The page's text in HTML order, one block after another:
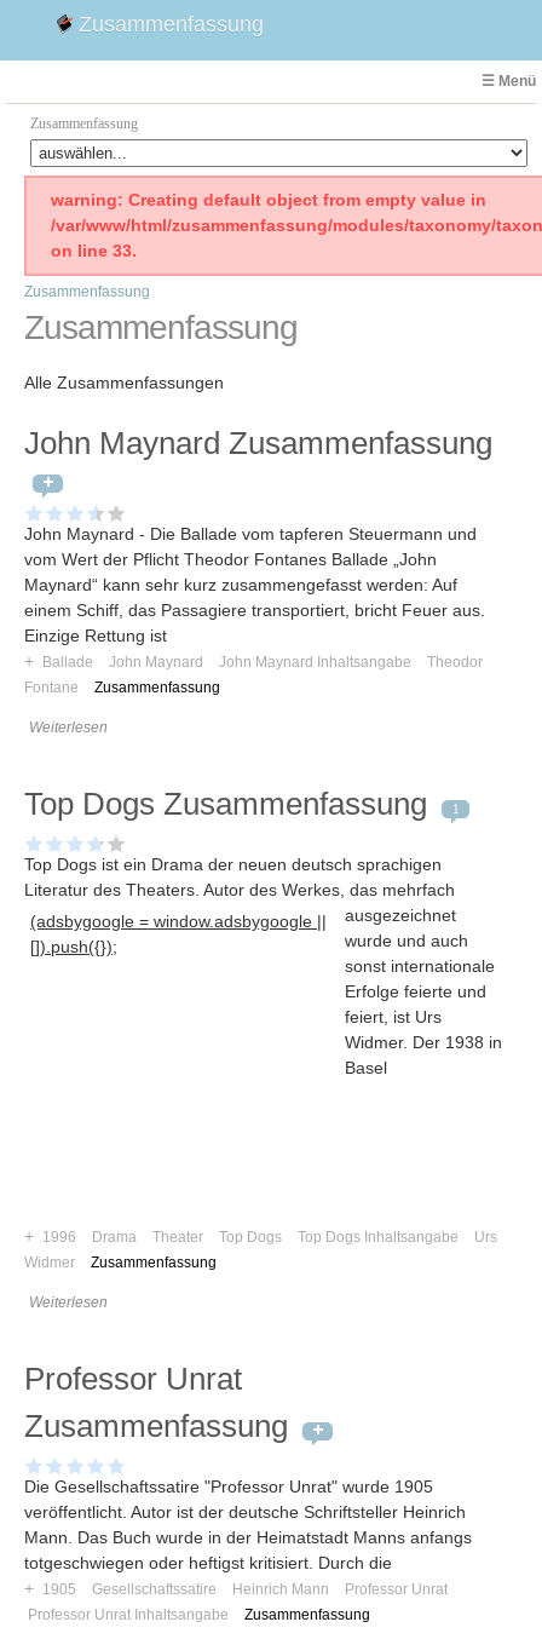
Zusammenfassung
☰ Menü
Zusammenfassung
Faust
Willhelm Tell
Emilia Galotti
1. Weltkrieg Zusammenfassung
Die Räuber
Woyzeck
Navigation
Dies ist das Forum um neue Funktionen und Information zu Wünschen
Regeln (Bitte vor dem posten lesen)
Regeln (Bitte vor dem posten lesen)
warning: Creating default object from empty value in
/var/www/html/zusammenfassung/modules/taxonomy/
on line 33.
Zusammenfassung
Zusammenfassung
Alle Zusammenfassungen
John Maynard Zusammenfassung
John Maynard - Die Ballade vom tapferen Steuermann und
vom Wert der Pflicht Theodor Fontanes Ballade „John
Maynard“ kann sehr kurz zusammengefasst werden: Auf
einem Schiff, das Passagiere transportiert, bricht Feuer aus.
Einzige Rettung ist
+
Ballade John Maynard John Maynard Inhaltsangabe
Theodor
Fontane
Zusammenfassung
Weiterlesen
Top Dogs Zusammenfassung 1
Top Dogs ist ein Drama der neuen deutsch sprachigen
Literatur des Theaters
(adsbygoogle = window.adsbygoogle ||
[]).push({});
. Autor des Werkes, das mehrfach
ausgezeichnet
wurde und auch
sonst internationale
Erfolge feierte und
feiert, ist Urs
Widmer. Der 1938 in
Basel
+ 1996 Drama Theater Top Dogs Top Dogs Inhaltsangabe
Urs
Widmer
Zusammenfassung
Weiterlesen
Professor Unrat
Zusammenfassung
Die Gesellschaftssatire "Professor Unrat" wurde 1905
veröffentlicht. Autor ist der deutsche Schriftsteller Heinrich
Mann. Das Buch wurde in der Heimatstadt Manns anfangs
totgeschwiegen oder heftigst kritisiert. Durch die
+ 1905 Gesellschaftssatire Heinrich Mann
Professor Unrat
Professor Unrat Inhaltsangabe
Zusammenfassung